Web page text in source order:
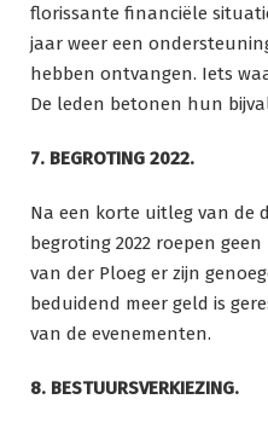
florissante financiële
jaar weer een
hebben ontvangen. Iets
De leden betonen hun
7. BEGROTING 2022.
Na een korte uitleg van de
begroting 2022 roepen
van der Ploeg er zijn
beduidend meer geld is
van de evenementen.
8. BESTUURSVERKIEZING.